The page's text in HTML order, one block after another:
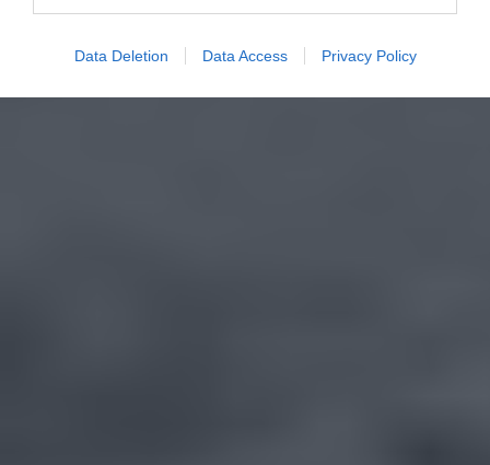
Data Deletion Data Access Privacy Policy